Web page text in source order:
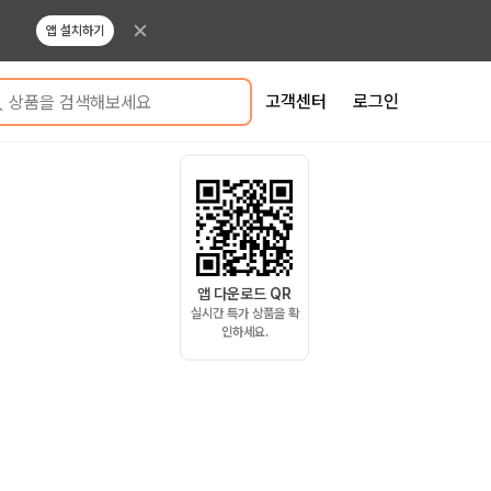
앱 설치하기
상품을 검색해보세요 고객센터 로그인
앱 다운로드 QR
실시간 특가 상품을 확
인하세요.